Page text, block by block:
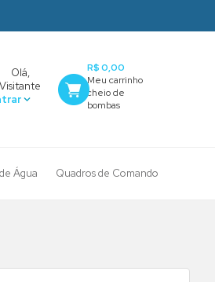
Olá,
Visitante
R$ 0,00
Água Quadros de Comando